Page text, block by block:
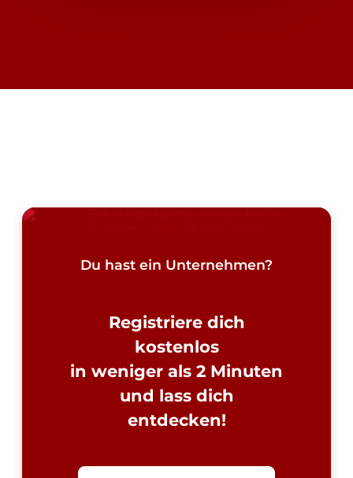
Du hast ein Unternehmen?
Registriere dich
kostenlos
in weniger als 2 Minuten
und lass dich
entdecken!